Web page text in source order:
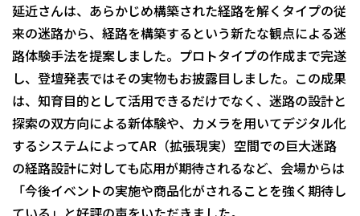
延近さんは、あらかじめ構築された経路を解くタイプの従
来の迷路から、経路を構築するという新たな観点による迷
路体験手法を提案しました。プロトタイプの作成まで完遂
し、登壇発表ではその実物もお披露目しました。この成果
は、知育目的として活用できるだけでなく、迷路の設計と
探索の双方向による新体験や、カメラを用いてデジタル化
するシステムによってAR（拡張現実）空間での巨大迷路
の経路設計に対しても応用が期待されるなど、会場からは
「今後イベントの実施や商品化がされることを強く期待し